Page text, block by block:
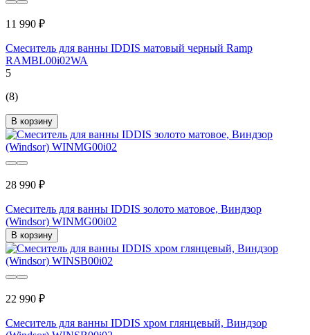
11 990 ₽
Смеситель для ванны IDDIS матовый черный Ramp
RAMBL00i02WA
5
(8)
В корзину
28 990 ₽
Смеситель для ванны IDDIS золото матовое, Виндзор
(Windsor) WINMG00i02
В корзину
22 990 ₽
Смеситель для ванны IDDIS хром глянцевый, Виндзор